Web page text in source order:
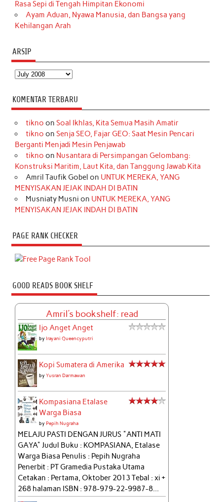
Rasa Sepi di Tengah Himpitan Ekonomi
Ayam Aduan, Nyawa Manusia, dan Bangsa yang
Kehilangan Arah
ARSIP
Arsip
KOMENTAR TERBARU
tikno on Soal Ikhlas, Kita Semua Masih Amatir
tikno on Senja SEO, Fajar GEO: Saat Mesin Pencari
Berganti Menjadi Mesin Penjawab
tikno on Nusantara di Persimpangan Gelombang:
Konstruksi Maritim, Laut Kita, dan Tanggung Jawab Kita
Amril Taufik Gobel on UNTUK MEREKA, YANG
MENYISAKAN JEJAK INDAH DI BATIN
Musniaty Musni on UNTUK MEREKA, YANG
MENYISAKAN JEJAK INDAH DI BATIN
PAGE RANK CHECKER
GOOD READS BOOK SHELF
Amril's bookshelf: read
Ijo Anget Anget
byIrayani Queencyputri
Kopi Sumatera di Amerika
byYusran Darmawan
Kompasiana Etalase
Warga Biasa
byPepih Nugraha
MELAJU PASTI DENGAN JURUS "ANTI MATI
GAYA" Judul Buku : KOMPASIANA, Etalase
Warga Biasa Penulis : Pepih Nugraha
Penerbit : PT Gramedia Pustaka Utama
Cetakan : Pertama, Oktober 2013 Tebal : xi +
268 halaman ISBN : 978-979-22-9987-8...